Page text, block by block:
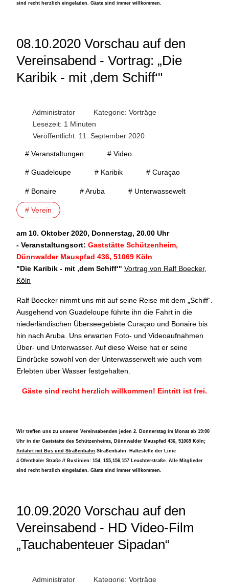
sind recht herzlich eingeladen. Gäste sind immer willkommen.
08.10.2020 Vorschau auf den
Vereinsabend - Vortrag: „Die
Karibik - mit ‚dem Schiff‘"
Administrator Kategorie: Vorträge
Lesezeit: 1 Minuten
Veröffentlicht: 11. September 2020
# Veranstaltungen # Video
# Guadeloupe # Karibik # Curaçao
# Bonaire # Aruba # Unterwassewelt
# Verein
am 10. Oktober 2020, Donnerstag, 20.00 Uhr
- Veranstaltungsort: Gaststätte Schützenheim,
Dünnwalder Mauspfad 436, 51069 Köln
"Die Karibik - mit ‚dem Schiff‘" Vortrag von Ralf Boecker,
Köln
Ralf Boecker nimmt uns mit auf seine Reise mit dem „Schiff“.
Ausgehend von Guadeloupe führte ihn die Fahrt in die
niederländischen Überseegebiete Curaçao und Bonaire bis
hin nach Aruba. Uns erwarten Foto- und Videoaufnahmen
Über- und Unterwasser. Auf diese Weise hat er seine
Eindrücke sowohl von der Unterwasserwelt wie auch vom
Erlebten über Wasser festgehalten.
Gäste sind recht herzlich willkommen! Eintritt ist frei.
Wir treffen uns zu unseren Vereinsabenden jeden 2. Donnerstag im Monat ab 19:00
Uhr in der Gaststätte des Schützenheims, Dünnwalder Mauspfad 436, 51069 Köln;
Anfahrt mit Bus und Straßenbahn:Straßenbahn: Haltestelle der Linie
4 Ofenthaler Straße // Buslinien: 154, 155,156,157 Leuchterstraße. Alle Mitglieder
sind recht herzlich eingeladen. Gäste sind immer willkommen.
10.09.2020 Vorschau auf den
Vereinsabend - HD Video-Film
„Tauchabenteuer Sipadan“
Administrator Kategorie: Vorträge